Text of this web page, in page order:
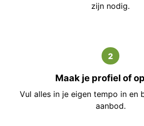
zijn nodig.
2
Maak je profiel of
Vul alles in je eigen tempo in en
aanbod.